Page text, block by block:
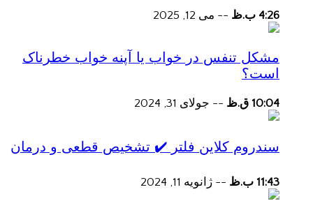
4:26 ب.ظ -- می 12, 2025
مشکل تنفس در خواب یا آپنه خواب خطرناک
است؟
10:04 ق.ظ -- جولای 31, 2024
سندروم کلاین فلتر ✔️ تشخیص قطعی و درمان
11:43 ب.ظ -- ژانویه 11, 2024